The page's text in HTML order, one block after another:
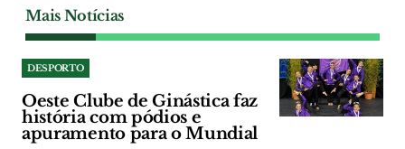
Mais Notícias
DESPORTO
Oeste Clube de Ginástica faz
história com pódios e
apuramento para o Mundial